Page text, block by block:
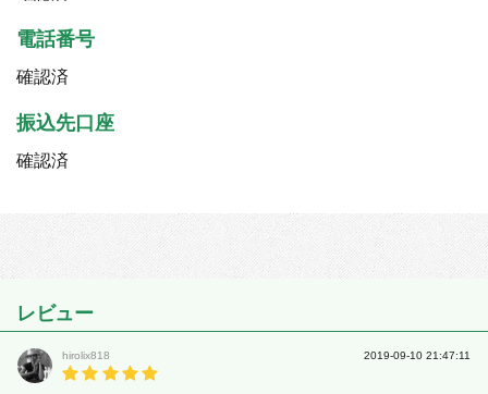
電話番号
確認済
振込先口座
確認済
レビュー
hirolix818 2019-09-10 21:47:11